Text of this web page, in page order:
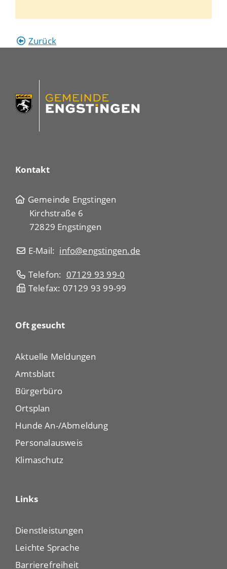
Zurück
Kontakt
Gemeinde Engstingen
Kirchstraße 6
72829 Engstingen
E-Mail: info@engstingen.de
Telefon: 07129 93 99-0
Telefax: 07129 93 99-99
Oft gesucht
Aktuelle Meldungen
Amtsblatt
Bürgerbüro
Ortsplan
Hunde An-/Abmeldung
Personalausweis
Klimaschutz
Links
Dienstleistungen
Leichte Sprache
Barrierefreiheit